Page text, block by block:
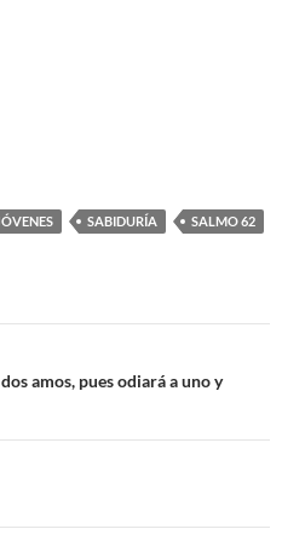
SABIDURÍA
SALMO 62
amos, pues odiará a uno y